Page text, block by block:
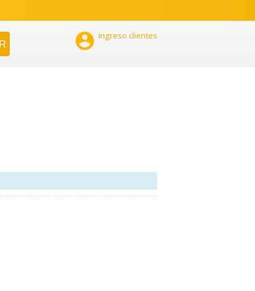
 Ingreso clientes